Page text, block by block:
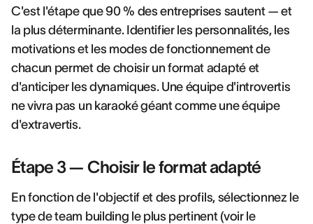
C'est l'étape que 90 % des entreprises sautent — et
la plus déterminante. Identifier les personnalités, les
motivations et les modes de fonctionnement de
chacun permet de choisir un format adapté et
d'anticiper les dynamiques. Une équipe d'introvertis
ne vivra pas un karaoké géant comme une équipe
d'extravertis.
Étape 3 — Choisir le format adapté
En fonction de l'objectif et des profils, sélectionnez le
type de team building le plus pertinent (voir le